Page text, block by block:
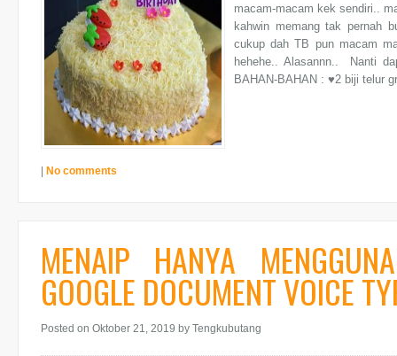
macam-macam kek sendiri..
kahwin memang tak pernah
cukup dah TB pun macam
hehehe.. Alasannn.. Nanti
BAHAN-BAHAN : ♥2 biji telur
No comments
MENAIP HANYA
GOOGLE DOCUMENT VOICE
Posted on Oktober 21, 2019 by Tengkubutang